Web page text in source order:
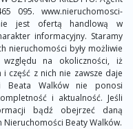
095. www.nieruchomosci-
jest ofertą handlową w
informacyjny. Staramy
nieruchomości były możliwie
na okoliczności, iż
część z nich nie zawsze daje
Beata Walków nie ponosi
i aktualność. Jeśli
bądź obejrzeć daną
Beaty Walków.